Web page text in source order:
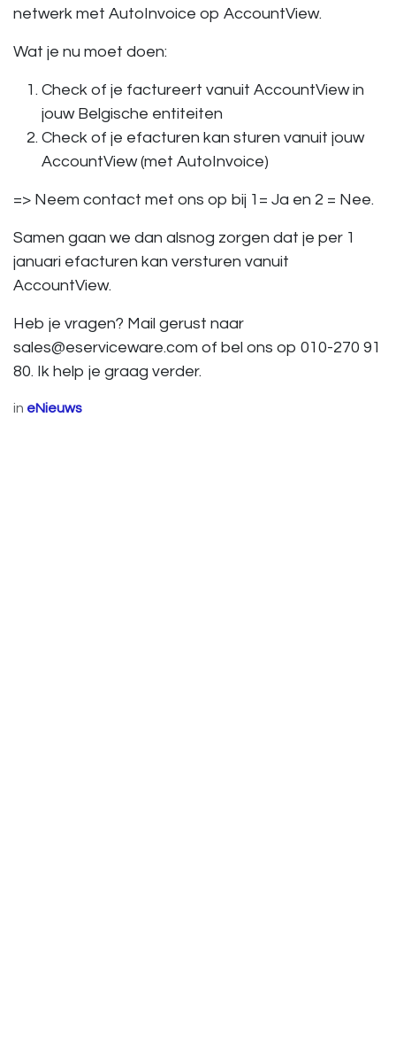
netwerk met AutoInvoice op AccountView.
Wat je nu moet doen:
Check of je factureert vanuit AccountView in
jouw Belgische entiteiten
Check of je efacturen kan sturen vanuit jouw
AccountView (met AutoInvoice)
=> Neem contact met ons op bij 1= Ja en 2 = Nee.
Samen gaan we dan alsnog zorgen dat je per 1
januari efacturen kan versturen vanuit
AccountView.
Heb je vragen? Mail gerust naar
sales@eserviceware.com of bel ons op 010-270 91
80. Ik help je graag verder.
in eNieuws